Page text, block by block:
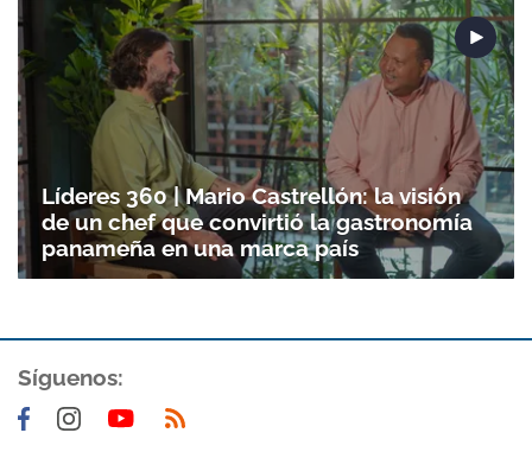
Líderes 360 | Mario Castrellón: la visión
de un chef que convirtió la gastronomía
panameña en una marca país
Síguenos: